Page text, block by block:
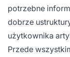
potrzebne
dobrze
użytkownika
Przede